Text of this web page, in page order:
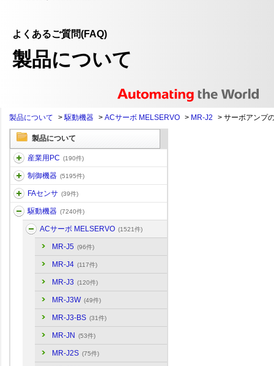
よくあるご質問(FAQ)
製品について
製品について >駆動機器 > ACサーボ MELSERVO > MR-J2 > サーボアンプ
製品について
産業用PC (190件)
制御機器 (5195件)
FAセンサ (39件)
駆動機器 (7240件)
ACサーボ MELSERVO (1521件)
MR-J5 (96件)
MR-J4 (117件)
MR-J3 (120件)
MR-J3W (49件)
MR-J3-BS (31件)
MR-JN (53件)
MR-J2S (75件)